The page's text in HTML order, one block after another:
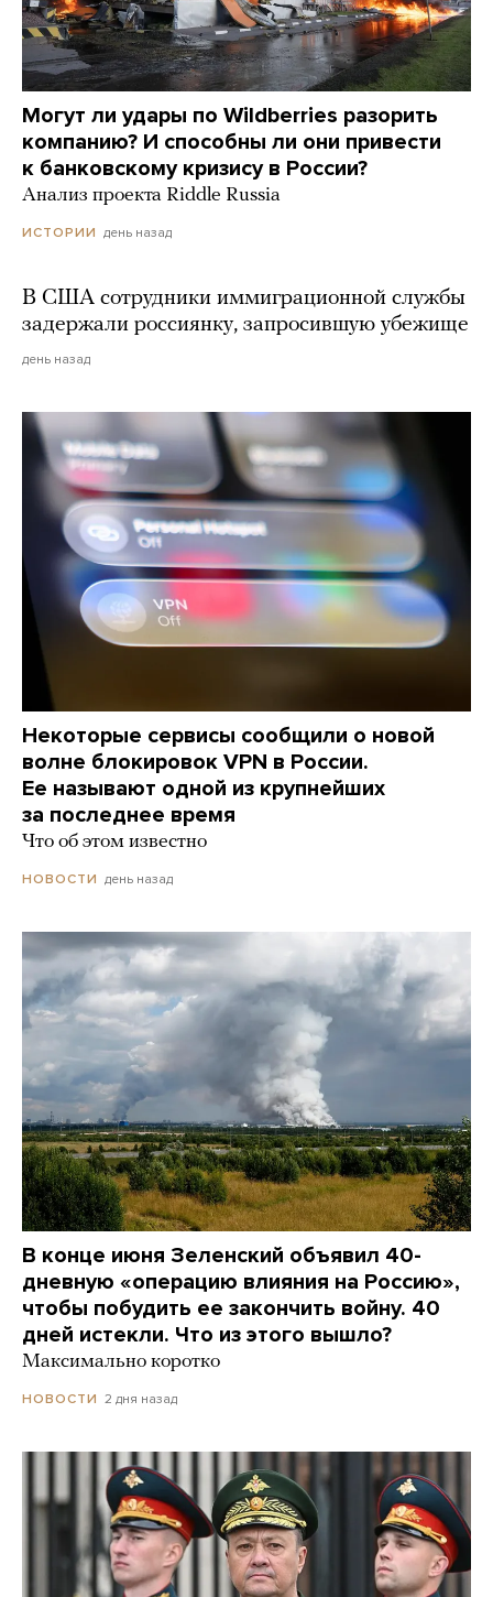
Могут ли удары по Wildberries разорить
компанию? И способны ли они привести
к банковскому кризису в России?
Анализ проекта Riddle Russia
ИСТОРИИ день назад
В США сотрудники иммиграционной службы
задержали россиянку, запросившую убежище
день назад
Некоторые сервисы сообщили о новой
волне блокировок VPN в России.
Ее называют одной из крупнейших
за последнее время
Что об этом известно
НОВОСТИ день назад
В конце июня Зеленский объявил 40-
дневную «операцию влияния на Россию»,
чтобы побудить ее закончить войну. 40
дней истекли. Что из этого вышло?
Максимально коротко
НОВОСТИ 2 дня назад